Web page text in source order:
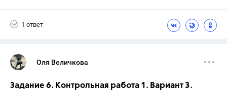
1 ответ
Оля Величкова
Задание 6. Контрольная работа 1. Вариант 3.